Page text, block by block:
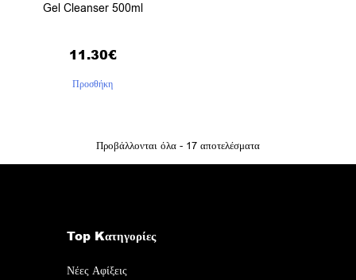
Gel Cleanser 500ml
11.30€
Προσθήκη
Προβάλλονται όλα - 17 αποτελέσματα
Top Kατηγορίες
Νέες Αφίξεις